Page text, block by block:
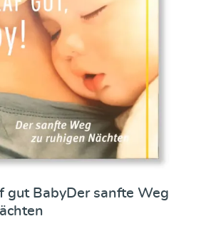
gut BabyDer sanfte Weg